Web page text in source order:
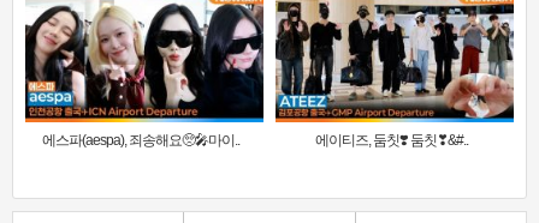
에스파(aespa), 죄송해요🥺🎤마이.. 에이티즈, 둠칫❣️ 둠칫❣&#..